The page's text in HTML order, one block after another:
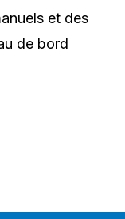
et des
de bord